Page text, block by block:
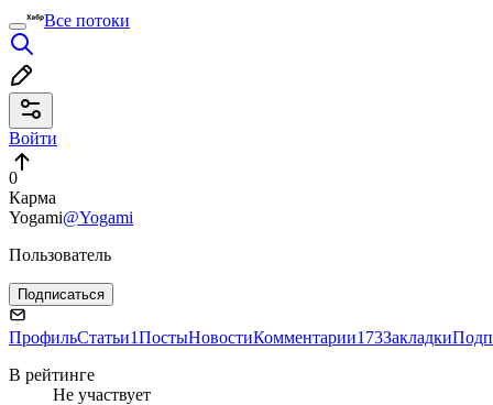
Все потоки
Войти
0
Карма
Yogami@Yogami
Пользователь
Подписаться
ПрофильСтатьи1ПостыНовостиКомментарии173Закладки
В рейтинге
Не участвует